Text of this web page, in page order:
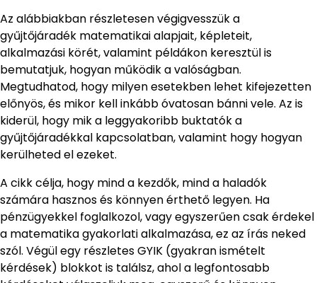
Az alábbiakban részletesen végigvesszük a
gyűjtőjáradék matematikai alapjait, képleteit,
alkalmazási körét, valamint példákon keresztül is
bemutatjuk, hogyan működik a valóságban.
Megtudhatod, hogy milyen esetekben lehet kifejezetten
előnyös, és mikor kell inkább óvatosan bánni vele. Az is
kiderül, hogy mik a leggyakoribb buktatók a
gyűjtőjáradékkal kapcsolatban, valamint hogy hogyan
kerülheted el ezeket.
A cikk célja, hogy mind a kezdők, mind a haladók
számára hasznos és könnyen érthető legyen. Ha
pénzügyekkel foglalkozol, vagy egyszerűen csak érdekel
a matematika gyakorlati alkalmazása, ez az írás neked
szól. Végül egy részletes GYIK (gyakran ismételt
kérdések) blokkot is találsz, ahol a legfontosabb